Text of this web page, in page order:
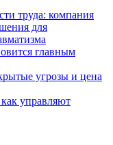
труда: компания
для
главным
угрозы и цена
управляют